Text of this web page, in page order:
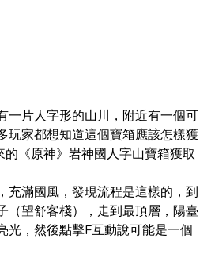
一片人字形的山川，附近有一個可
玩家都想知道這個寶箱應該怎樣獲
的《原神》岩神國人字山寶箱獲取
充滿國風，發現流程是這樣的，到
（望舒客棧），走到最頂層，陽臺
光，然後點擊F互動說可能是一個